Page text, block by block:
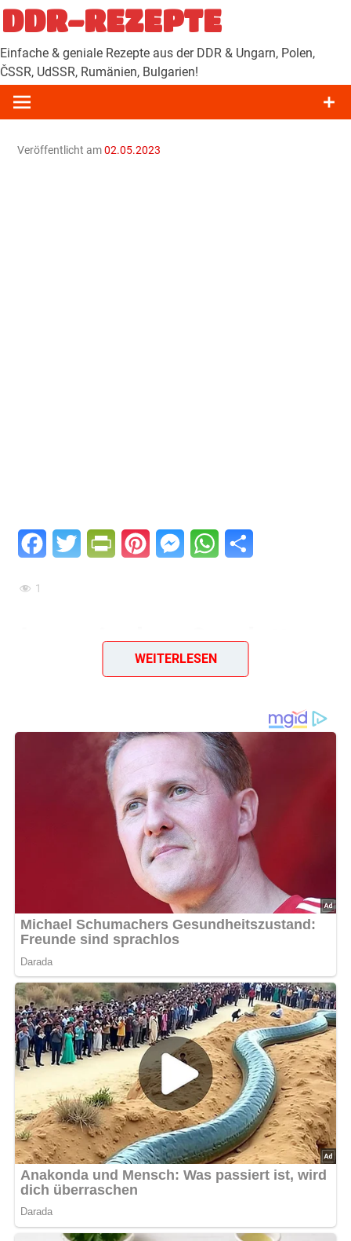
Zum
Inhalt
springen
DDR-REZEPTE
Einfache & geniale Rezepte aus der DDR & Ungarn, Polen,
ČSSR, UdSSR, Rumänien, Bulgarien!
Veröffentlicht am02.05.2023
FacebookTwitter PrintFriendly
PinterestMessengerWhatsApp
1
Armenisches Omelette
mit Mazun
Diese Zutaten brauchen wir…
500 g gewürfelte Auberginen
250 g gewürfelter Kürbis
250 g gekochte Fisolen
1 Tasse frisch gehackte Kräuter (Basilikum, Petersilie,
Bohnenkraut, Korianderkraut)
Für das Mazun:
250 ml Sauerrahm
50 ml Kefir
100 g geriebener Schafskäse
Lob, Kritik, Fragen oder Anregungen zum Rezept?
Dann hinterlasse doch bitte einen Kommentar am
Ende dieser Seite & auch eine Bewertung!
Und so wird es gemacht…
Das Backofen auf 180° C vorheizen. Auberginen-,
Kürbiswürfel und Fisolen zusammen mischen und in eine
WEITERLESEN